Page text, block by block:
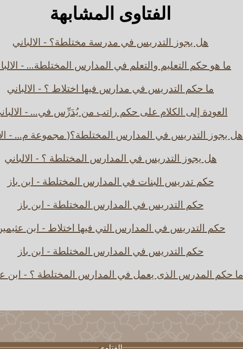
الفتاوى المشابهة
هل يجوز التدريس في مدرسة مختلطة؟ - الالباني
ما هو حكم التعليم والتعلم في المدارس المختلطة... -
ما حكم التدريس في مدارس فيها اختلاط ؟ - الالباني
العودة إلى الكلام على حكم راتب من يُدَرِّس في... -
هل يجوز التدريس في المدارس المختلطة؟( مجموعة م... -
هل يجوز التدريس في المدارس المختلطة ؟ - الالباني
حكم تدريس البنات في المدارس المختلطة - ابن باز
حكم التدريس في المدارس المختلطة - ابن باز
حكم التدريس في المدارس التي فيها اختلاط - ابن
حكم التدريس في المدارس المختلطة - ابن باز
ما حكم المدرس الذى يعمل في المدارس المختلطة ؟ - ابن